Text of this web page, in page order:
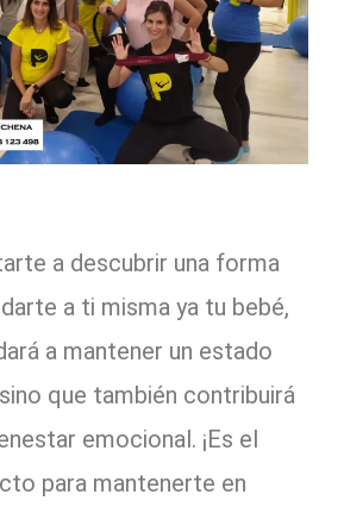
a descubrir una forma
a ti misma ya tu bebé,
a mantener un estado
que también contribuirá
emocional. ¡Es el
para mantenerte en